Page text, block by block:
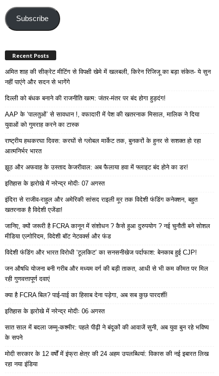
Email
AddressSubscribe
Recent Posts
अमित शाह की सीक्रेट मीटिंग से विपक्षी खेमे में खलबली, किरेन रिजिजू का बड़ा संकेत- ये सुन
नहीं पाएंगे और सदन से भागेंगे
दिल्ली को बंधक बनाने की राजनीति खत्म: जंतर-मंतर पर बंद होगा हुड़दंग!
AAP के ‘पालतुओं’ से सावधान !, वफादारी में पेश की खतरनाक मिसाल, मालिक ने दिया
युवाओं को गुमराह करने का टास्क
राष्ट्रीय हथकरघा दिवस: करघों से ग्लोबल मार्केट तक, बुनकरों के हुनर से सशक्त हो रहा
आत्मनिर्भर भारत
झूठ और अफवाह के उस्ताद केजरीवाल: अब फैलाया हवा में फ्लाइट बंद होने का डर!
इतिहास के झरोखे में नरेन्द्र मोदीः 07 अगस्त
इंदिरा से राजीव-राहुल और अमेरिकी सांसद राइली मूर तक विदेशी फंडिंग कनेक्शन, बहुत
खतरनाक है विदेशी एजेंडा!
जानिए, क्यों जरूरी है FCRA कानून में संशोधन ? कैसे हुआ दुरुपयोग ? नई चुनौती बने सोशल
मीडिया एल्गोरिदम, विदेशी बॉट नेटवर्क्स और फंड
विदेशी फंडिंग और भारत विरोधी ‘टूलकिट’ का सनसनीखेज पर्दाफाश: बेनकाब हुई CJP!
जन औषधि योजना बनी गरीब और मध्यम वर्ग की बड़ी ताकत, आधी से भी कम कीमत पर मिल
रही गुणवत्तापूर्ण दवाएं
क्या है FCRA बिल? पाई-पाई का हिसाब देना पड़ेगा, अब सब कुछ पारदर्शी!
इतिहास के झरोखे में नरेन्द्र मोदीः 06 अगस्त
सात साल में बदला जम्मू-कश्मीर: पहले पीढ़ी ने बंदूकों की आवाजें सुनी, अब युवा बुन रहे भविष्य
के सपने
मोदी सरकार के 12 वर्षों में इंफ्रा क्षेत्र की 24 अहम उपलब्धियां: विकास की नई इबारत लिख
रहा नया इंडिया